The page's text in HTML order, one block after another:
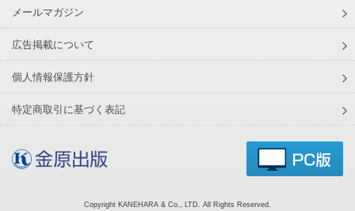
メールマガジン
広告掲載について
個人情報保護方針
特定商取引に基づく表記
Copyright KANEHARA & Co., LTD. All Rights Reserved.